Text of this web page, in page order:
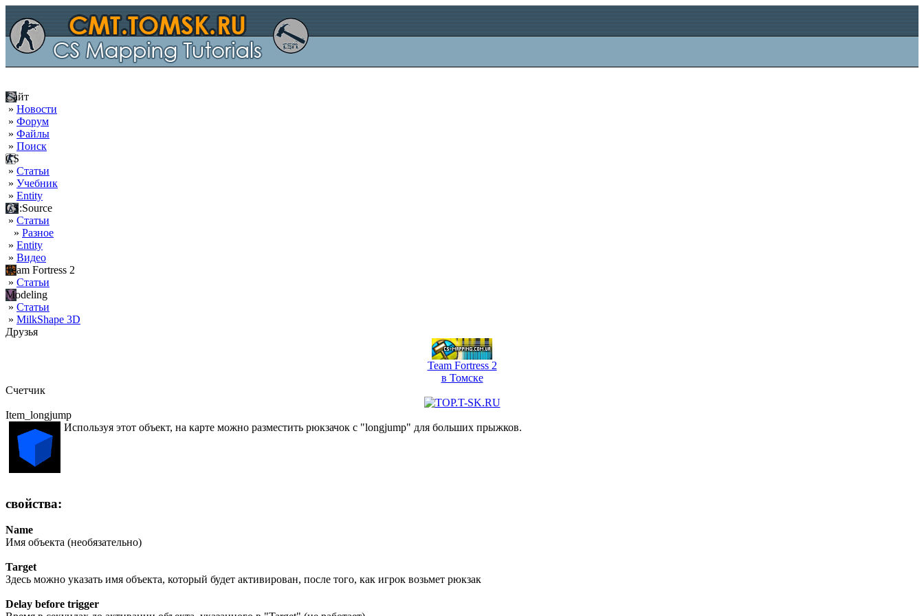
Сайт
» Новости
» Форум
» Файлы
» Поиск
CS
» Статьи
» Учебник
» Entity
CS:Source
» Статьи
» Разное
» Entity
» Видео
Team Fortress 2
» Статьи
Modeling
» Статьи
» MilkShape 3D
Друзья
Team Fortress 2
в Томске
Счетчик
Item_longjump
Используя этот объект, на карте можно разместить рюкзачок с "longjump" для больших прыжков.
свойства:
Name
Имя объекта (необязательно)
Target
Здесь можно указать имя объекта, который будет активирован, после того, как игрок возьмет рюкзак
Delay before trigger